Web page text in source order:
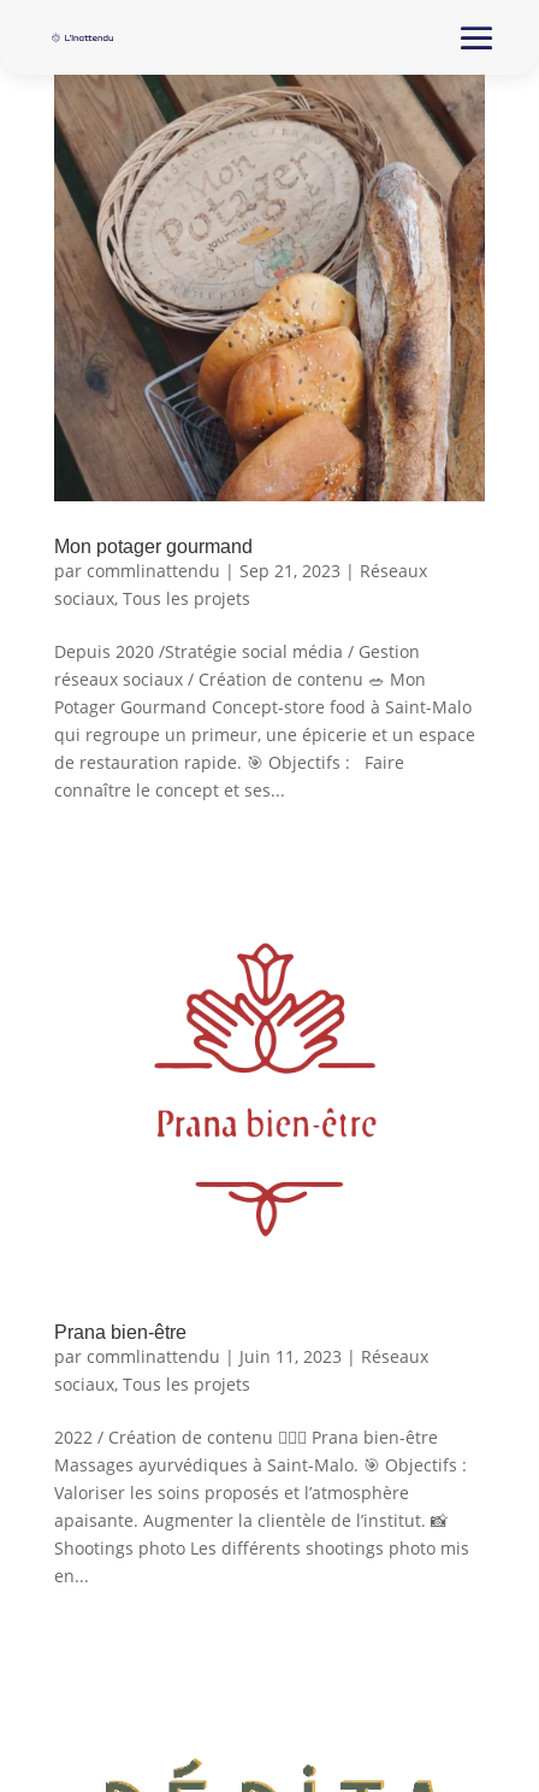
Mon potager gourmand
par commlinattendu | Sep 21, 2023 | Réseaux
sociaux, Tous les projets
Depuis 2020 /Stratégie social média / Gestion
réseaux sociaux / Création de contenu 🥗 Mon
Potager Gourmand Concept-store food à Saint-Malo
qui regroupe un primeur, une épicerie et un espace
de restauration rapide. 🎯 Objectifs : Faire
connaître le concept et ses...
Prana bien-être
par commlinattendu | Juin 11, 2023 | Réseaux
sociaux, Tous les projets
2022 / Création de contenu 💆🏻‍♀️ Prana bien-être
Massages ayurvédiques à Saint-Malo. 🎯 Objectifs :
Valoriser les soins proposés et l’atmosphère
apaisante. Augmenter la clientèle de l’institut. 📸
Shootings photo Les différents shootings photo mis
en...